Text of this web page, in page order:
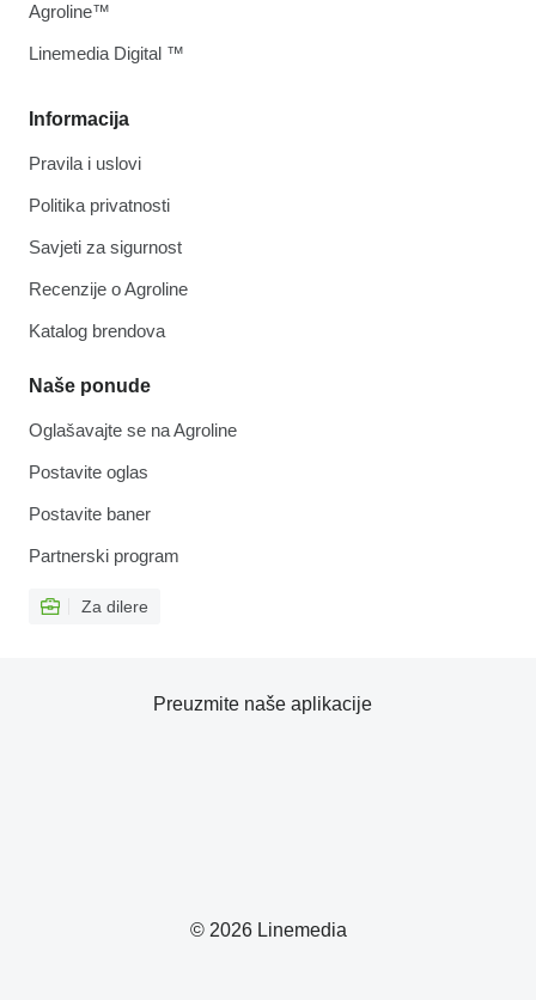
Informacija
Pravila i uslovi
Politika privatnosti
Savjeti za sigurnost
Recenzije o Agroline
Katalog brendova
Naše ponude
Oglašavajte se na Agroline
Postavite oglas
Postavite baner
Partnerski program
Za dilere
Agroline™
Linemedia Digital ™
© 2026 Linemedia
Preuzmite naše aplikacije